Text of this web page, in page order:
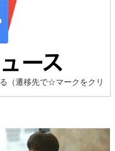
（遷移先で☆マークをクリ